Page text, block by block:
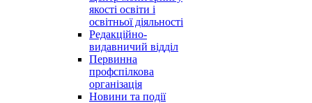
якості освіти і
освітньої діяльності
Редакційно-
видавничий відділ
Первинна
профспілкова
організація
Новини та події